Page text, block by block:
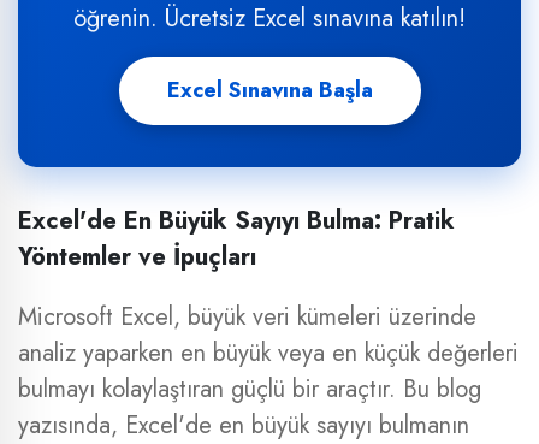
öğrenin. Ücretsiz Excel sınavına katılın!
Excel Sınavına Başla
Excel'de En Büyük Sayıyı Bulma: Pratik
Yöntemler ve İpuçları
Microsoft Excel, büyük veri kümeleri üzerinde
analiz yaparken en büyük veya en küçük değerleri
bulmayı kolaylaştıran güçlü bir araçtır. Bu blog
yazısında, Excel'de en büyük sayıyı bulmanın